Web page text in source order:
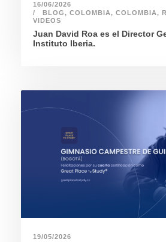
16/06/2026
BLOG, COLOMBIA, COLOMBIA,
VIDEOS
Juan David Roa es el Director
Instituto Iberia.
19/05/2026